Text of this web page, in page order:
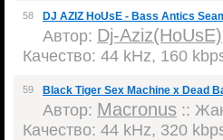
58 DJ AZIZ HoUsE - Bass Antics
Автор: Dj-Aziz(HoUsE)
Качество: 44 kHz, 160
59 Black Tiger Sex Machine x Dead
Автор: Macronus ::
Качество: 44 kHz, 320